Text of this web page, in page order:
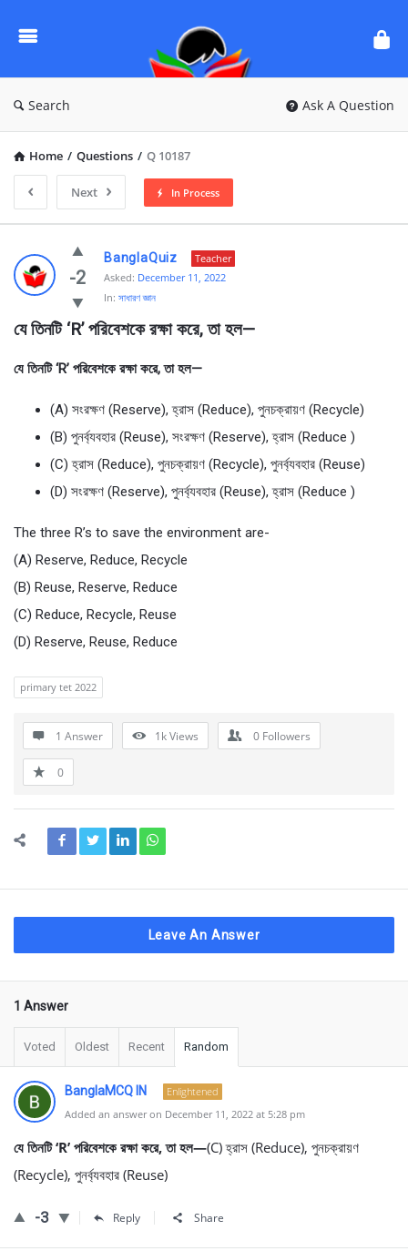
Questions
Search Ask A Question
Home / Questions / Q 10187
Next In Process
Ask
Questions
BanglaQuiz
Latest
-2
BanglaQuiz
Teacher
Asked: December 11, 2022
In: সাধারণ জ্ঞান
যে তিনটি ‘R’ পরিবেশকে রক্ষা করে, তা হল—
যে তিনটি ‘R’ পরিবেশকে রক্ষা করে, তা হল—
(A) সংরক্ষণ (Reserve), হ্রাস (Reduce), পুনচক্রায়ণ (Recycle)
(B) পুনর্ব্যবহার (Reuse), সংরক্ষণ (Reserve), হ্রাস (Reduce )
(C) হ্রাস (Reduce), পুনচক্রায়ণ (Recycle), পুনর্ব্যবহার (Reuse)
(D) সংরক্ষণ (Reserve), পুনর্ব্যবহার (Reuse), হ্রাস (Reduce )
The three R’s to save the environment are-
(A) Reserve, Reduce, Recycle
(B) Reuse, Reserve, Reduce
(C) Reduce, Recycle, Reuse
(D) Reserve, Reuse, Reduce
primary tet 2022
1 Answer 1kViews 0 Followers
0
Leave An Answer
1 Answer
Voted Oldest Recent Random
BanglaMCQ IN
Enlightened
Added an answer on December 11, 2022 at 5:28 pm
যে তিনটি ‘R’ পরিবেশকে রক্ষা করে, তা হল—(C) হ্রাস (Reduce), পুনচক্রায়ণ
(Recycle), পুনর্ব্যবহার (Reuse)
-3 Reply Share